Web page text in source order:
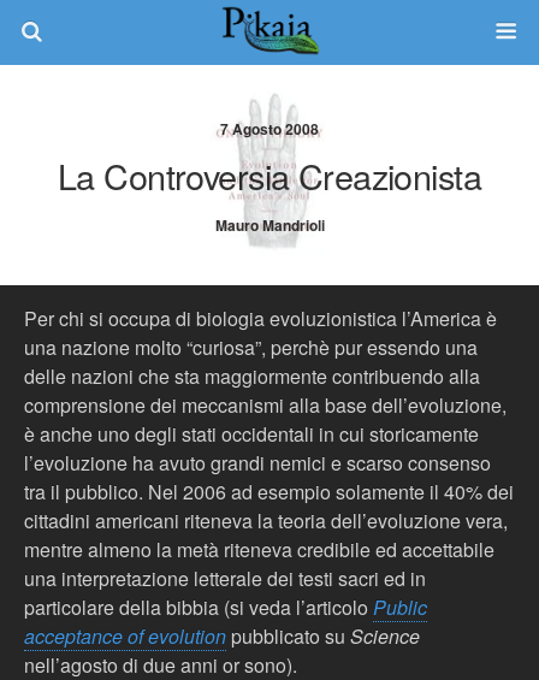
7 Agosto 2008
La Controversia Creazionista
Mauro Mandrioli
Per chi si occupa di biologia evoluzionistica l’America è
una nazione molto “curiosa”, perchè pur essendo una
delle nazioni che sta maggiormente contribuendo alla
comprensione dei meccanismi alla base dell’evoluzione,
è anche uno degli stati occidentali in cui storicamente
l’evoluzione ha avuto grandi nemici e scarso consenso
tra il pubblico. Nel 2006 ad esempio solamente il 40% dei
cittadini americani riteneva la teoria dell’evoluzione vera,
mentre almeno la metà riteneva credibile ed accettabile
una interpretazione letterale dei testi sacri ed in
particolare della bibbia (si veda l’articolo Public
acceptance of evolution pubblicato su Science
nell’agosto di due anni or sono).